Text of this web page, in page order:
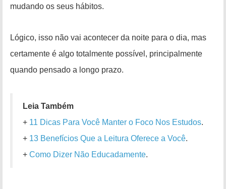
mudando os seus hábitos.
Lógico, isso não vai acontecer da noite para o dia, mas
certamente é algo totalmente possível, principalmente
quando pensado a longo prazo.
Leia Também
+ 11 Dicas Para Você Manter o Foco Nos Estudos.
+ 13 Benefícios Que a Leitura Oferece a Você.
+ Como Dizer Não Educadamente.